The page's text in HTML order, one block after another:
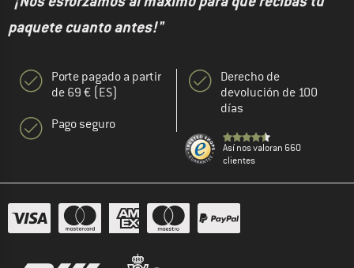
paquete cuanto antes!"
Porte pagado a partir
de 69 € (ES)
Pago seguro
Derecho de
devolución de 100
días
Así nos valoran 660
clientes